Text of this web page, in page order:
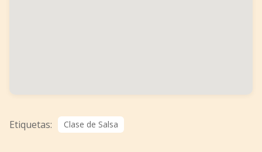
Etiquetas: Clase de Salsa